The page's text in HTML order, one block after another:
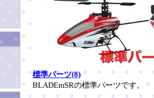
標準パーツ(8)
BLADEmSRの標準パーツです。